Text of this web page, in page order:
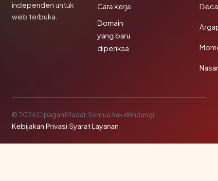
independen untuk
web terbuka.
Cara kerja
Domain
yang baru
diperiksa
© 2026 CipagantRadar. Semua hak dilindungi.
Kebijakan Privasi·Syarat Layanan